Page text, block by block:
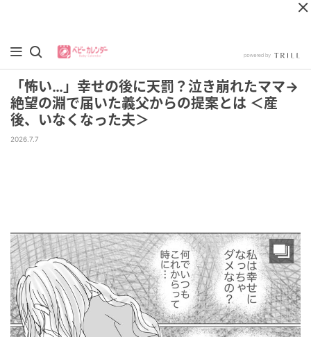
「怖い…」幸せの後に天罰？泣き崩れたママ→
絶望の淵で届いた義父からの提案とは ＜産
後、いなくなった夫＞
2026.7.7